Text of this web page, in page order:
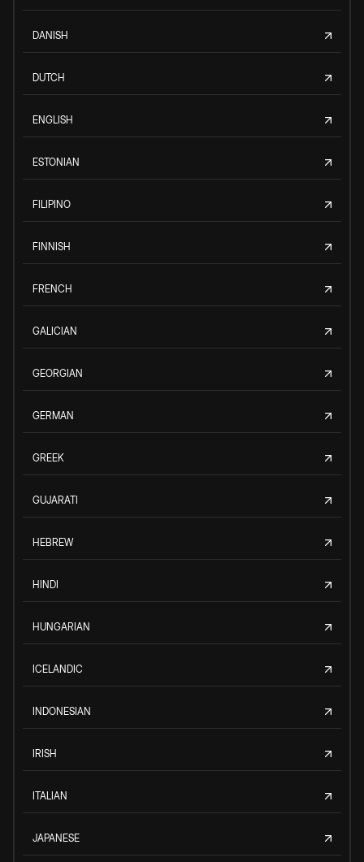
DANISH
DUTCH
ENGLISH
ESTONIAN
FILIPINO
FINNISH
FRENCH
GALICIAN
GEORGIAN
GERMAN
GREEK
GUJARATI
HEBREW
HINDI
HUNGARIAN
ICELANDIC
INDONESIAN
IRISH
ITALIAN
JAPANESE